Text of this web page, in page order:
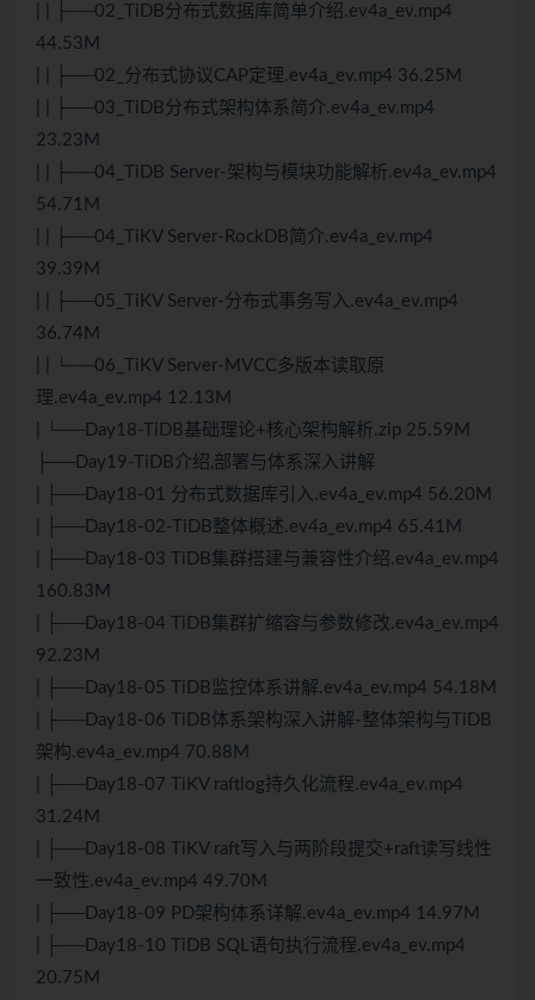
| | ├──02_TiDB分布式数据库简单介绍.ev4a_ev.mp4
44.53M
| | ├──02_分布式协议CAP定理.ev4a_ev.mp4 36.25M
| | ├──03_TiDB分布式架构体系简介.ev4a_ev.mp4
23.23M
| | ├──04_TiDB Server-架构与模块功能解析.ev4a_ev.mp4
54.71M
| | ├──04_TiKV Server-RockDB简介.ev4a_ev.mp4
39.39M
| | ├──05_TiKV Server-分布式事务写入.ev4a_ev.mp4
36.74M
| | └──06_TiKV Server-MVCC多版本读取原
理.ev4a_ev.mp4 12.13M
| └──Day18-TiDB基础理论+核心架构解析.zip 25.59M
├──Day19-TiDB介绍,部署与体系深入讲解
| ├──Day18-01 分布式数据库引入.ev4a_ev.mp4 56.20M
| ├──Day18-02-TiDB整体概述.ev4a_ev.mp4 65.41M
| ├──Day18-03 TiDB集群搭建与兼容性介绍.ev4a_ev.mp4
160.83M
| ├──Day18-04 TiDB集群扩缩容与参数修改.ev4a_ev.mp4
92.23M
| ├──Day18-05 TiDB监控体系讲解.ev4a_ev.mp4 54.18M
| ├──Day18-06 TiDB体系架构深入讲解-整体架构与TiDB
架构.ev4a_ev.mp4 70.88M
| ├──Day18-07 TiKV raftlog持久化流程.ev4a_ev.mp4
31.24M
| ├──Day18-08 TiKV raft写入与两阶段提交+raft读写线性
一致性.ev4a_ev.mp4 49.70M
| ├──Day18-09 PD架构体系详解.ev4a_ev.mp4 14.97M
| ├──Day18-10 TiDB SQL语句执行流程.ev4a_ev.mp4
20.75M